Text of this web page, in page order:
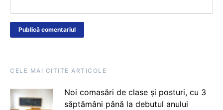
CELE MAI CITITE ARTICOLE
Noi comasări de clase și posturi, cu 3
săptămâni până la debutul anului